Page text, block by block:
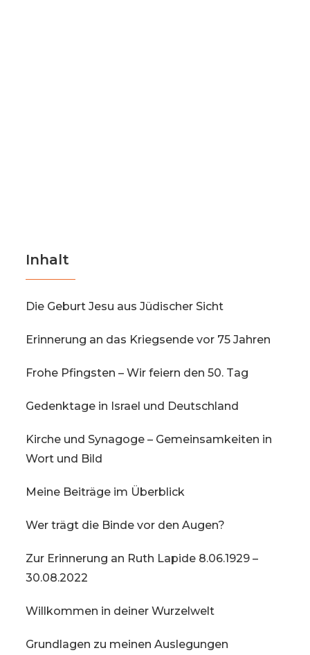
Inhalt
Die Geburt Jesu aus Jüdischer Sicht
Erinnerung an das Kriegsende vor 75 Jahren
Frohe Pfingsten – Wir feiern den 50. Tag
Gedenktage in Israel und Deutschland
Kirche und Synagoge – Gemeinsamkeiten in
Wort und Bild
Meine Beiträge im Überblick
Wer trägt die Binde vor den Augen?
Zur Erinnerung an Ruth Lapide 8.06.1929 –
30.08.2022
Willkommen in deiner Wurzelwelt
Grundlagen zu meinen Auslegungen